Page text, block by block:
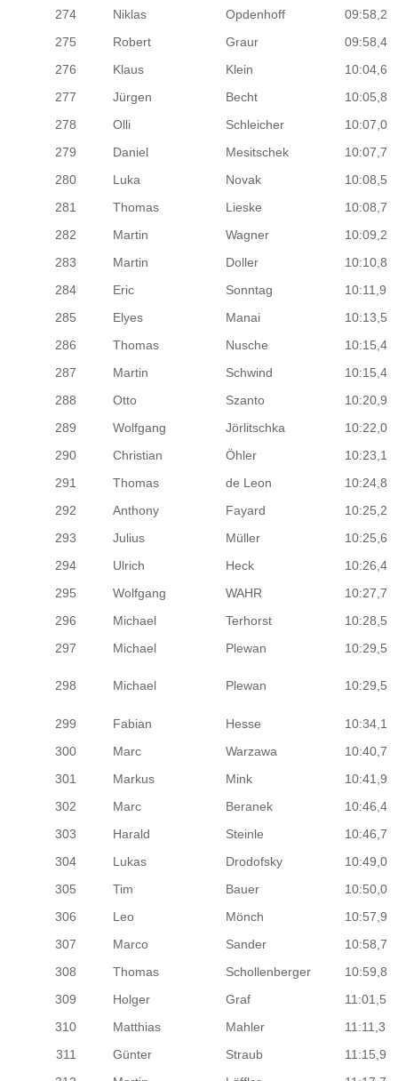
274
Niklas Opdenhoff
09:58,2
275
Robert Graur
09:58,4
276
Klaus Klein
10:04,6
277
Jürgen Becht
10:05,8
278
Olli Schleicher
10:07,0
279
Daniel Mesitschek
10:07,7
280
Luka Novak
10:08,5
281
Thomas Lieske
10:08,7
282
Martin Wagner
10:09,2
283
Martin Doller
10:10,8
284
Eric Sonntag
10:11,9
285
Elyes Manai
10:13,5
286
Thomas Nusche
10:15,4
287
Martin Schwind
10:15,4
288
Otto Szanto
10:20,9
289
Wolfgang Jörlitschka
10:22,0
290
Christian Öhler
10:23,1
291
Thomas de Leon
10:24,8
292
Anthony Fayard
10:25,2
293
Julius Müller
10:25,6
294
Ulrich Heck
10:26,4
295
Wolfgang WAHR
10:27,7
296
Michael Terhorst
10:28,5
297
Michael Plewan 10:29,5
298 Michael Plewan 10:29,5
299 Fabian Hesse
10:34,1
300
Marc Warzawa
10:40,7
301
Markus Mink
10:41,9
302
Marc Beranek
10:46,4
303
Harald Steinle
10:46,7
304
Lukas Drodofsky
10:49,0
305
Tim Bauer
10:50,0
306
Leo Mönch
10:57,9
307
Marco Sander
10:58,7
308
Thomas Schollenberger
10:59,8
309
Holger Graf
11:01,5
310
Matthias Mahler
11:11,3
311
Günter Straub
11:15,9